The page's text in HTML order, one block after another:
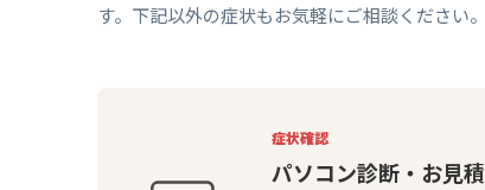
す。下記以外の症状もお気軽にご相談ください。
症状確認
パソコン診断・お見